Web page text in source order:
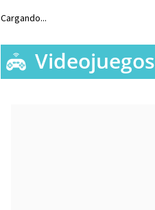
Cargando...
Videojuegos